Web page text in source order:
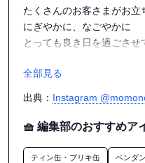
たくさんのお客さまがお立
にぎやかに、なごやかに
とっても良き日を過ごさせ
たまたま見つけて気に入っ
お店を可愛いと褒めてくだ
会いに来てくださったみな
アクセサリーを身につけて
「インスタで見たあれ」を
全部見る
出典： Instagram
🧺 編集部のおすすめア
ティン缶・ブリキ缶 ペンダ